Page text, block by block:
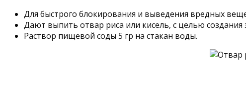
Для быстрого блокирования и выведения вредных
Дают выпить отвар риса или кисель, с целью
Раствор пищевой соды 5 гр на стакан воды.